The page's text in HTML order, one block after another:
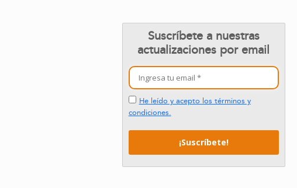
Suscríbete a nuestras
actualizaciones por email
He leído y acepto los términos y
condiciones.